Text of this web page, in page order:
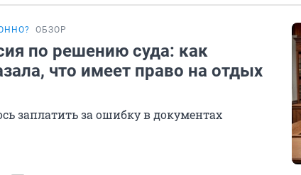
ОБЗОР
по решению суда: как
что имеет право на отдых
заплатить за ошибку в документах